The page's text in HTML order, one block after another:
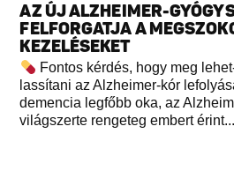
AZ ÚJ ALZHEIMER-
FELFORGATJA A
KEZELÉSEKET
Fontos kérdés, hogy meg
lassítani az Alzheimer-kór
demencia legfőbb oka, az
világszerte rengeteg embert érint...